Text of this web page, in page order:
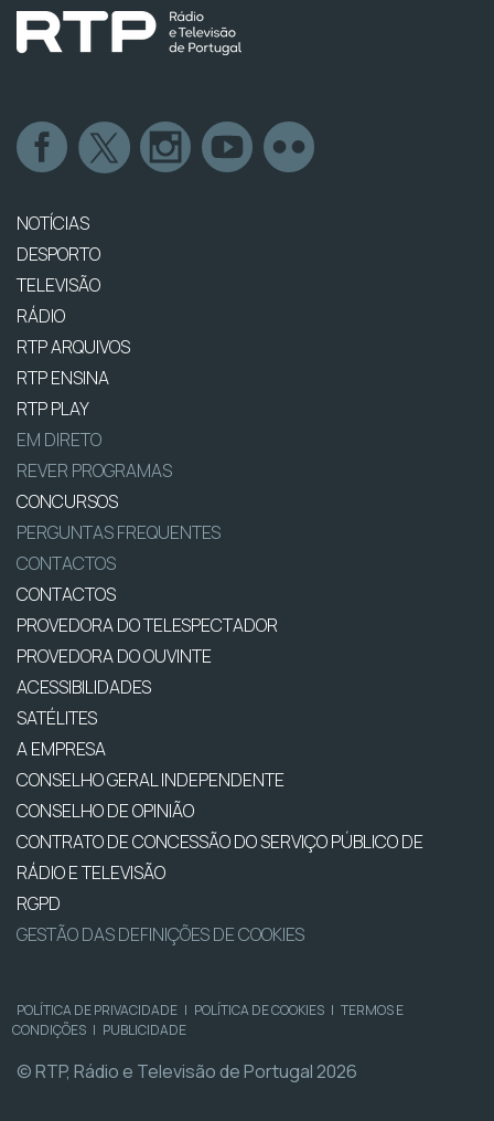
NOTÍCIAS
DESPORTO
TELEVISÃO
RÁDIO
RTP ARQUIVOS
RTP ENSINA
RTP PLAY
EM DIRETO
REVER PROGRAMAS
CONCURSOS
PERGUNTAS FREQUENTES
CONTACTOS
CONTACTOS
PROVEDORA DO TELESPECTADOR
PROVEDORA DO OUVINTE
ACESSIBILIDADES
SATÉLITES
A EMPRESA
CONSELHO GERAL INDEPENDENTE
CONSELHO DE OPINIÃO
CONTRATO DE CONCESSÃO DO SERVIÇO PÚBLICO DE
RÁDIO E TELEVISÃO
RGPD
GESTÃO DAS DEFINIÇÕES DE COOKIES
POLÍTICA DE PRIVACIDADE | POLÍTICA DE COOKIES | TERMOS E
CONDIÇÕES | PUBLICIDADE
© RTP, Rádio e Televisão de Portugal 2026